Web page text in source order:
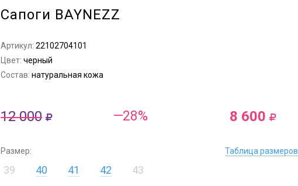
Сапоги BAYNEZZ
Артикул:22102704101
Цвет:черный
Состав:натуральная кожа
12 000 —28% 8 600
Размер: Таблица размеров
39 40 41 42 43